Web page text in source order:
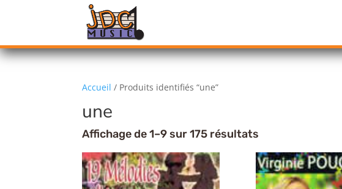
Accueil / Produits identifiés “une”
une
Affichage de 1–9 sur 175 résultats